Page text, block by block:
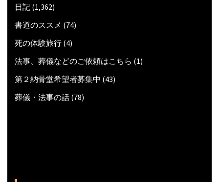
日記 (1,362)
書道のススメ (74)
死の体験旅行 (4)
法事、葬儀などのご依頼はこちら (1)
第２納骨堂希望者募集中 (43)
葬儀・法事の話 (78)